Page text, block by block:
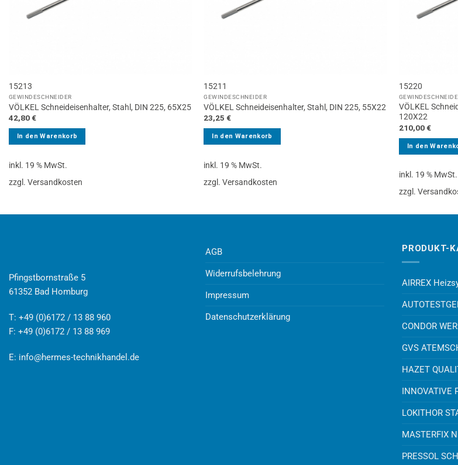
15213
GEWINDESCHNEIDER
VÖLKEL Schneideisenhalter, Stahl, DIN 225, 65X25
42,80€
In den Warenkorb
inkl. 19 % MwSt.
zzgl. Versandkosten
15211
GEWINDESCHNEIDER
VÖLKEL Schneideisenhalter, Stahl, DIN 225, 55X22
23,25€
In den Warenkorb
inkl. 19 % MwSt.
zzgl. Versandkosten
15220
VÖLKEL
120X22
210,00€
In den
inkl. 19 % MwSt.
zzgl.
Pfingstbornstraße 5
61352 Bad Homburg
T: +49 (0)6172 / 13 88 960
F: +49 (0)6172 / 13 88 969
E: info@hermes-technikhandel.de
AGB
Widerrufsbelehrung
Impressum
Datenschutzerklärung
PRODUKT-
AIRREX
CONDOR
GVS
HAZET
INNOVATIVE
LOKITHOR
MASTERFIX
PRESSOL